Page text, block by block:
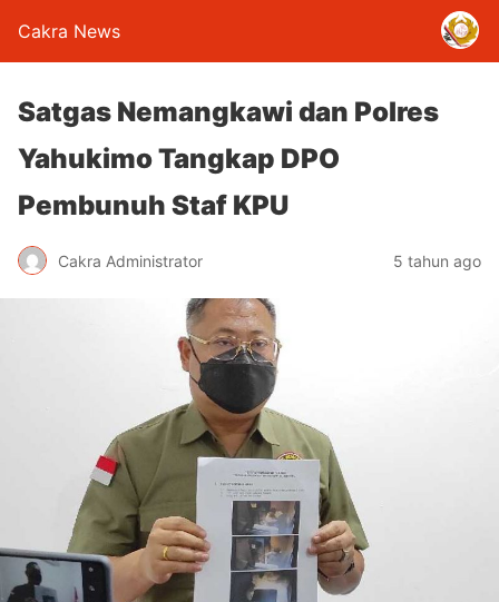
Cakra News
Satgas Nemangkawi dan Polres
Yahukimo Tangkap DPO
Pembunuh Staf KPU
Cakra Administrator 5 tahun ago